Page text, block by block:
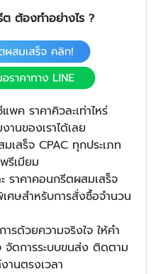
ต้องทำอย่างไร ?
ค ราคาคิวละเท่าไหร่
นของเราได้เลย
เสร็จ CPAC ทุกประเภท
รีเมียม
ราคาคอนกรีตผสมเสร็จ
ศษสำหรับการสั่งซื้อจำนวน
รด้วยความจริงใจ ให้คำ
จัดการระบบขนส่ง ติดตาม
านตรงเวลา